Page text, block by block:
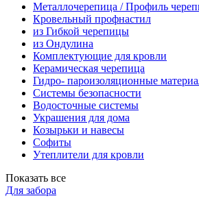
Металлочерепица / Профиль
Кровельный профнастил
из Гибкой черепицы
из Ондулина
Комплектующие для кровли
Керамическая черепица
Гидро- пароизоляционные
Системы безопасности
Водосточные системы
Украшения для дома
Козырьки и навесы
Софиты
Утеплители для кровли
Показать все
Для забора